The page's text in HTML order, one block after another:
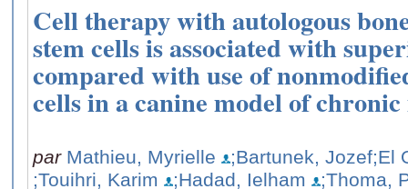
Cell therapy with autologous
stem cells is associated with
compared with use of
cells in a canine model of
par Mathieu, Myrielle ;Bartunek, Jozef;El
;Touihri, Karim
;Hadad, Ielham
;Thoma,